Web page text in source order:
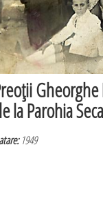
la Parohia
1949